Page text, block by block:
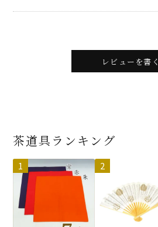
レビューを書く
茶道具ランキング